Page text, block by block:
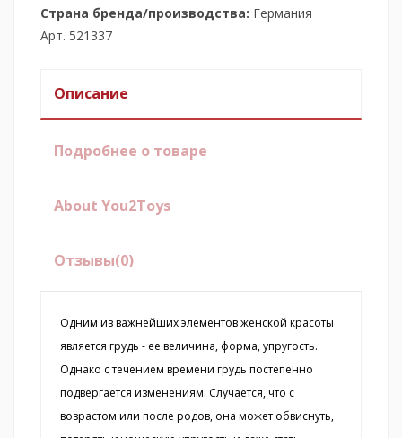
Страна бренда/производства: Германия
Арт. 521337
Описание
Подробнее о товаре
About You2Toys
Отзывы(0)
Одним из важнейших элементов женской красоты
является грудь - ее величина, форма, упругость.
Однако с течением времени грудь постепенно
подвергается изменениям. Случается, что с
возрастом или после родов, она может обвиснуть,